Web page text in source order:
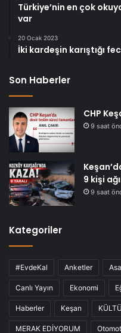
Türkiye’nin en çok
var
20 Ocak 2023
İki kardeşin karıştığı
Son Haberler
CHP
9 saat
9 kişi
9 saat
Kategoriler
#EvdeKal Anketler
Canlı Yayın Ekonomi
Haberler Keşan
MERAK EDİYORUM